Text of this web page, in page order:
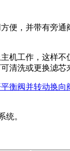
便，并带有旁
机工作，这样
清洗或更换滤芯
衡阀并转动换
统。